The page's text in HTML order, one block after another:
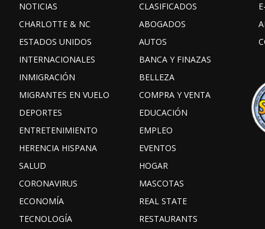
NOTICIAS
CHARLOTTE & NC
ESTADOS UNIDOS
INTERNACIONALES
INMIGRACIÓN
MIGRANTES EN VUELO
DEPORTES
ENTRETENIMIENTO
HERENCIA HISPANA
SALUD
CORONAVIRUS
ECONOMÍA
TECNOLOGÍA
CLASIFICADOS
ABOGADOS
AUTOS
BANCA Y FINAZAS
BELLEZA
COMPRA Y VENTA
EDUCACIÓN
EMPLEO
EVENTOS
HOGAR
MASCOTAS
REAL STATE
RESTAURANTS